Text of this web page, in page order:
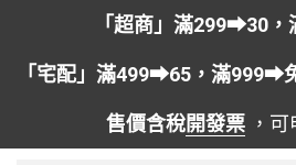
「超商」滿299➡30
「宅配」滿499➡65，滿999➡
售價含稅開發票 ，